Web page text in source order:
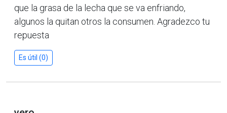
que la grasa de la lecha que se va enfriando,
algunos la quitan otros la consumen. Agradezco tu
repuesta
Es útil (0)